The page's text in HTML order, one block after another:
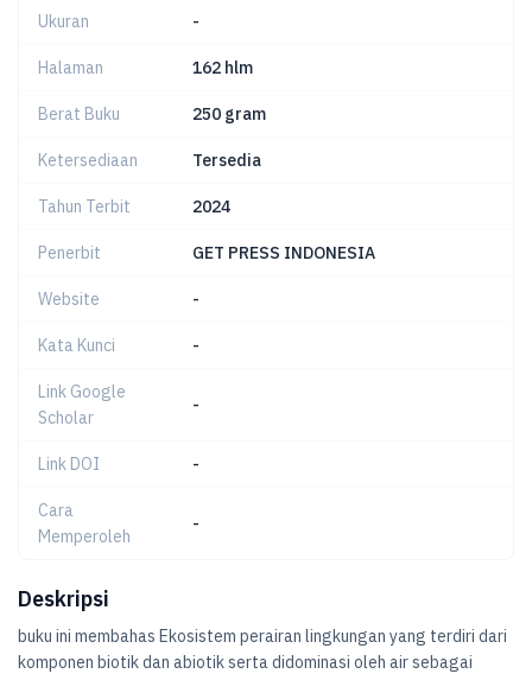
Ukuran -
Halaman 162 hlm
Berat Buku 250 gram
Ketersediaan Tersedia
Tahun Terbit 2024
Penerbit GET PRESS INDONESIA
Website -
Kata Kunci -
Link Google
Scholar
-
Link DOI -
Cara
Memperoleh
-
Deskripsi
buku ini membahas Ekosistem perairan lingkungan yang terdiri dari
komponen biotik dan abiotik serta didominasi oleh air sebagai